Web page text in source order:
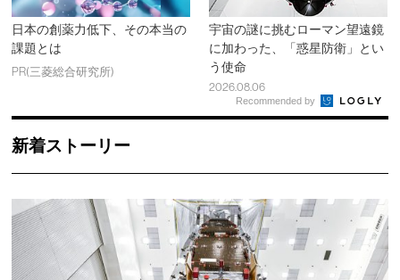
日本の創薬力低下、その本当の
課題とは
PR(三菱総合研究所)
宇宙の謎に挑むローマン望遠鏡
に加わった、「惑星防衛」とい
う使命
2026.08.06
Recommended by
新着ストーリー